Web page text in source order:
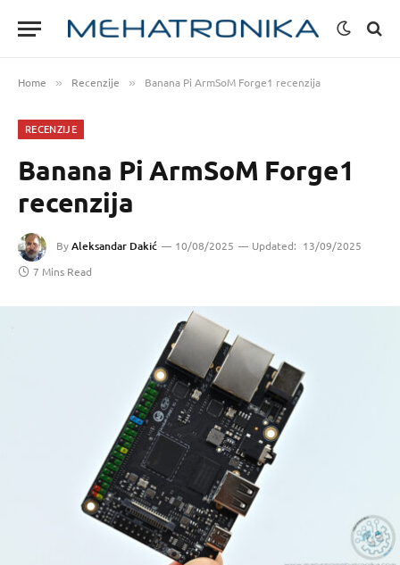
Home » Recenzije » Banana Pi ArmSoM Forge1 recenzija
RECENZIJE
Banana Pi ArmSoM Forge1
recenzija
ByAleksandar Dakić 10/08/2025 Updated: 13/09/2025
7 Mins Read